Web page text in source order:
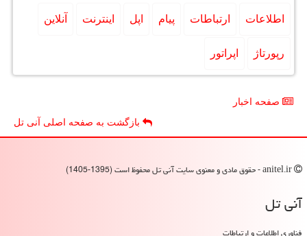
اطلاعات ارتباطات پیام اپل اینترنت آنلاین
رپورتاژ اپراتور
صفحه اخبار
بازگشت به صفحه اصلی آنی تل
آنی تل